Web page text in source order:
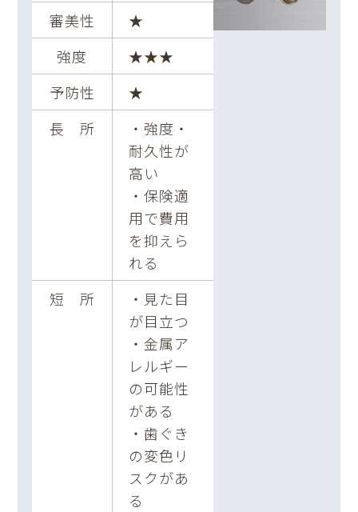
審美性
★
強度
★★★
予防性
★
長 所
・強度・
耐久性が
高い
・保険適
用で費用
を抑えら
れる
短 所
・見た目
が目立つ
・金属ア
レルギー
の可能性
がある
・歯ぐき
の変色リ
スクがあ
る